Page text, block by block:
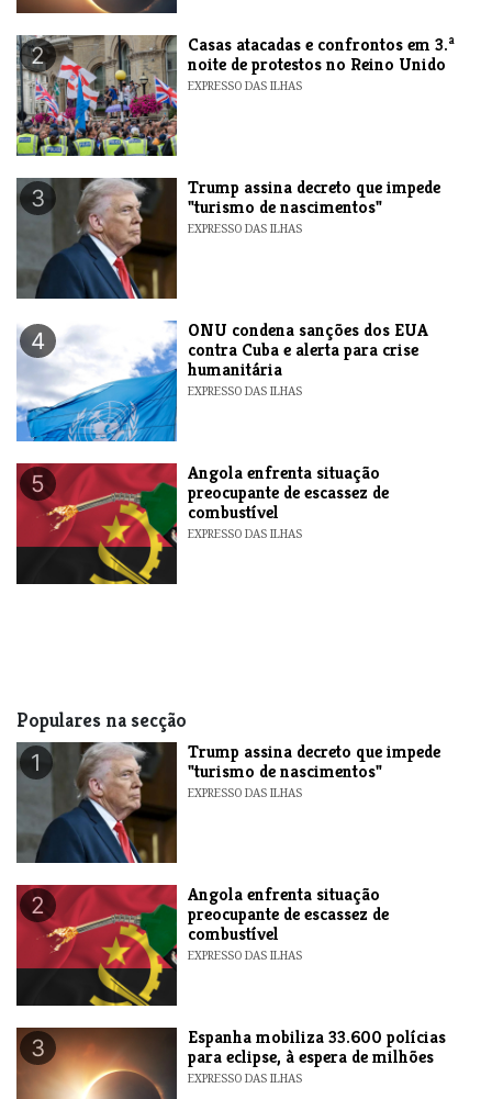
2
Casas atacadas e confrontos em 3.ª
noite de protestos no Reino Unido
EXPRESSO DAS ILHAS
3
Trump assina decreto que impede
"turismo de nascimentos"
EXPRESSO DAS ILHAS
4
ONU condena sanções dos EUA
contra Cuba e alerta para crise
humanitária
EXPRESSO DAS ILHAS
5
Angola enfrenta situação
preocupante de escassez de
combustível
EXPRESSO DAS ILHAS
Populares na secção
1
Trump assina decreto que impede
"turismo de nascimentos"
EXPRESSO DAS ILHAS
2
Angola enfrenta situação
preocupante de escassez de
combustível
EXPRESSO DAS ILHAS
3
Espanha mobiliza 33.600 polícias
para eclipse, à espera de milhões
EXPRESSO DAS ILHAS